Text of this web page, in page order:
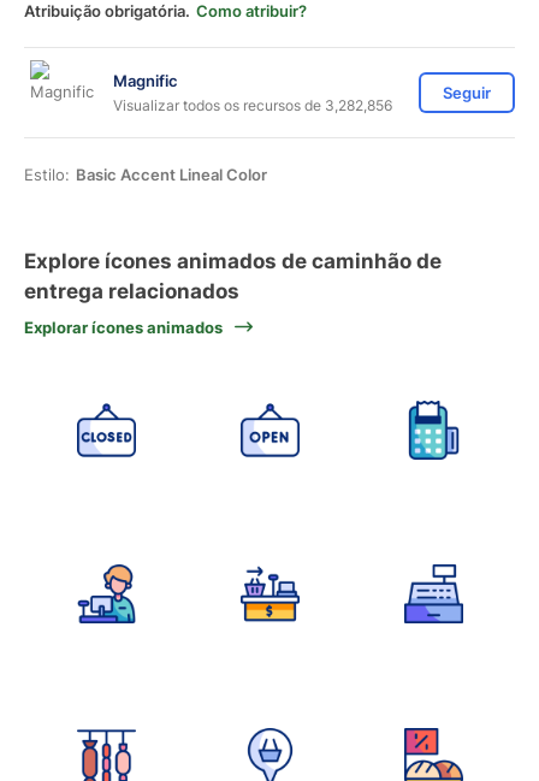
Atribuição obrigatória. Como atribuir?
Magnific
Visualizar todos os recursos de 3,282,856
Seguir
Estilo: Basic Accent Lineal Color
Explore ícones animados de caminhão de
entrega relacionados
Explorar ícones animados